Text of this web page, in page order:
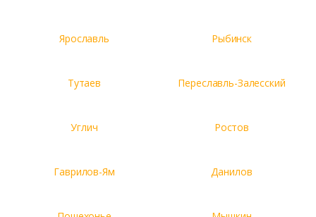
Ярославль Рыбинск
Тутаев Переславль-Залесский
Углич Ростов
Гаврилов-Ям Данилов